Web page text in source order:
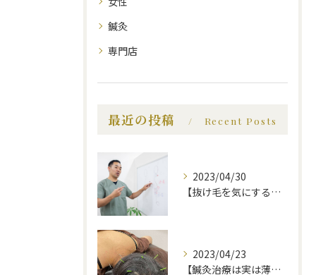
鍼灸
専門店
最近の投稿 Recent Posts
2023/04/30
【抜け毛を気にする前に、知っておいてほしい事】福岡市で薄毛治療｜福岡薄毛専門鍼灸センター
2023/04/23
【鍼灸治療は実は薄毛に効果的】福岡市で薄毛治療｜福岡薄毛専門鍼灸センター